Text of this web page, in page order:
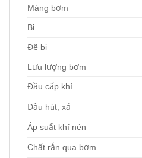
Màng bơm
Bi
Đế bi
Lưu lượng bơm
Đầu cấp khí
Đầu hút, xả
Áp suất khí nén
Chất rắn qua bơm